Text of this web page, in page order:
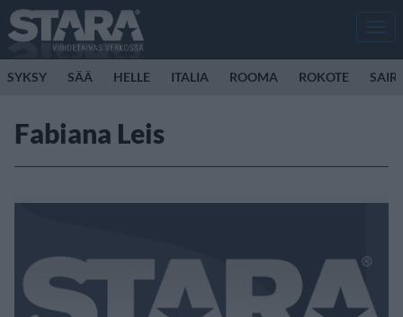
SYKSY SÄÄ HELLE ITALIA ROOMA ROKOTE
Fabiana Leis